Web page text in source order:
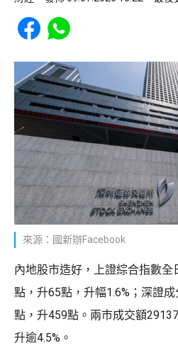
Share to Facebook
Share to WhatsApp
來源：國新辦Facebook
內地股市造好，上證綜合指數全
點，升65點，升幅1.6%；深證
點，升459點。兩市成交額
升逾4.5%。